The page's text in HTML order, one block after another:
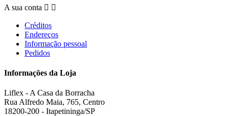
A sua conta  
Créditos
Endereços
Informação pessoal
Pedidos
Informações da Loja
Liflex - A Casa da Borracha
Rua Alfredo Maia, 765, Centro
18200-200 - Itapetininga/SP